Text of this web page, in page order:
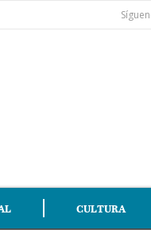
CULTURA